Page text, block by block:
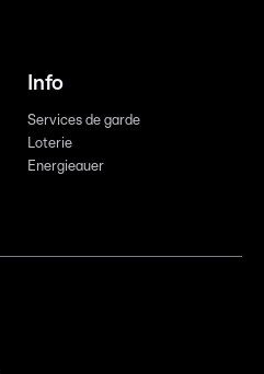
Info
Services de garde
Loterie
Energieauer